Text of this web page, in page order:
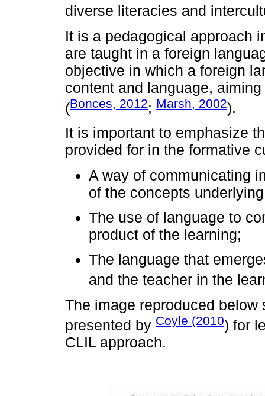
diverse literacies and
It is a pedagogical approach
are taught in a foreign
objective in which a foreign
content and language,
(Bonces, 2012; Marsh, 2002).
It is important to emphasize
provided for in the formative
A way of communicating
of the concepts
The use of language to
product of the learning;
The language that
and the teacher in the
The image reproduced
presented by Coyle (2010) for
CLIL approach.